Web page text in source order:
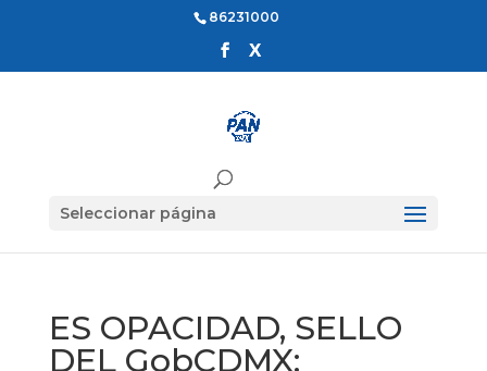
86231000
Seleccionar página
ES OPACIDAD, SELLO
DEL GobCDMX: